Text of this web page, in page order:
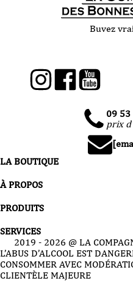
Buvez
09
prix
LA BOUTIQUE
À PROPOS
PRODUITS
SERVICES
2019 - 2026 @ LA
L’ABUS D’ALCOOL EST
CONSOMMER AVEC
CLIENTÈLE MAJEURE